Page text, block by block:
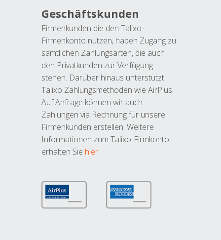
Geschäftskunden
Firmenkunden die den Talixo-
Firmenkonto nutzen, haben Zugang zu
sämtlichen Zahlungsarten, die auch
den Privatkunden zur Verfügung
stehen. Darüber hinaus unterstützt
Talixo Zahlungsmethoden wie AirPlus.
Auf Anfrage können wir auch
Zahlungen via Rechnung für unsere
Firmenkunden erstellen. Weitere
Informationen zum Talixo-Firmkonto
erhalten Sie hier.